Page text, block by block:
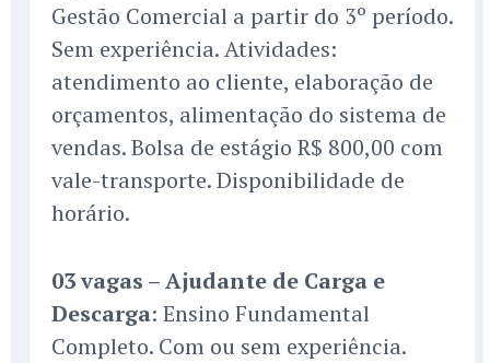
Gestão Comercial a partir do 3º período.
Sem experiência. Atividades:
atendimento ao cliente, elaboração de
orçamentos, alimentação do sistema de
vendas. Bolsa de estágio R$ 800,00 com
vale-transporte. Disponibilidade de
horário.
03 vagas – Ajudante de Carga e
Descarga: Ensino Fundamental
Completo. Com ou sem experiência.